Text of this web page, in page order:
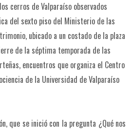
cerros de Valparaíso observados
del sexto piso del Ministerio de las
ubicado a un costado de la plaza
de la séptima temporada de las
encuentros que organiza el Centro
de la Universidad de Valparaíso
que se inició con la pregunta ¿Qué nos